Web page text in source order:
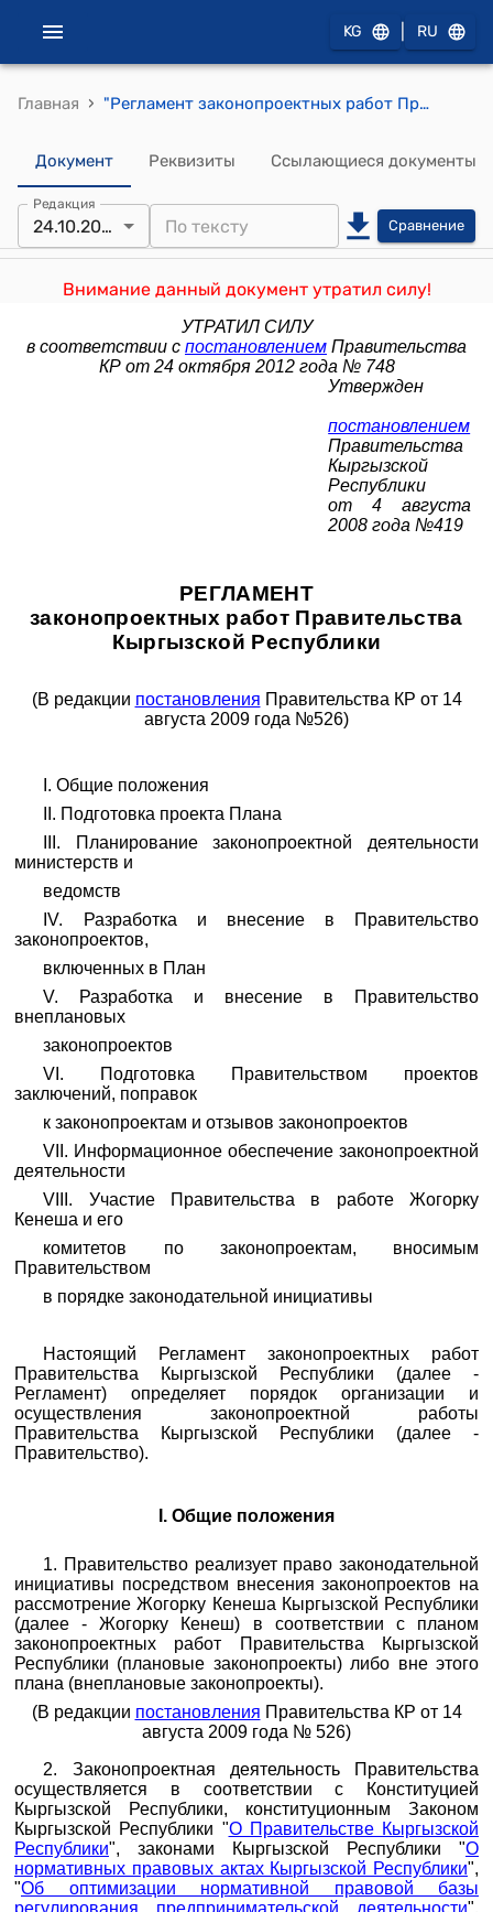
KG RU
Главная › "Регламент законопроектных работ Правительства Кыргызской Республики" (Утвержден постановлением Правительства Кыргызской Республики от 4 августа 2008 года №419)
Документ Реквизиты Ссылающиеся документы
Редакция
24.10.2012 Сравнение
Внимание данный документ утратил силу!